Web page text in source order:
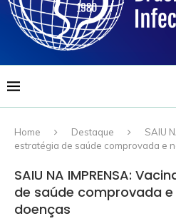
Home Destaque
SAIU
estratégia de saúde comprovada e
SAIU NA IMPRENSA:
de saúde comprovada
doenças